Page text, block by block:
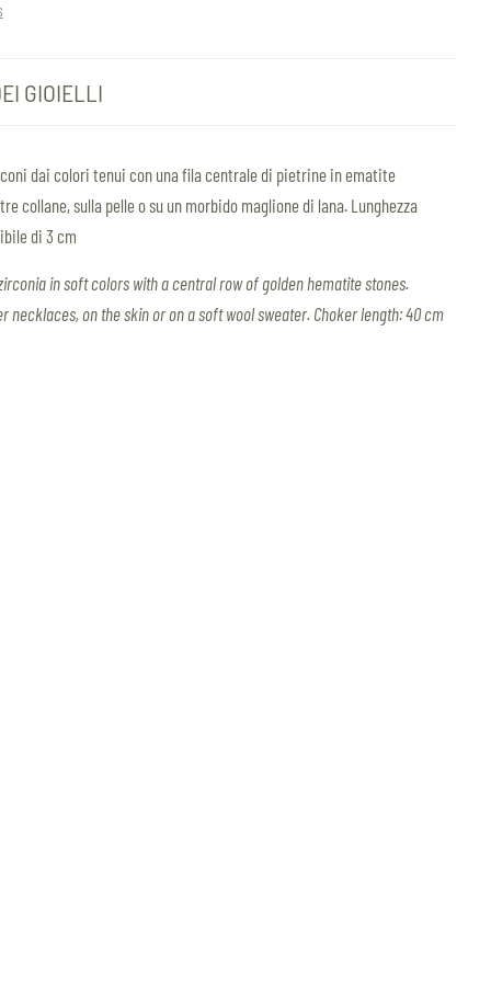
GIOIELLI
dai colori tenui con una fila centrale di pietrine in ematite
collane, sulla pelle o su un morbido maglione di lana. Lunghezza
di 3 cm
zirconia in soft colors with a central row of golden hematite stones.
necklaces, on the skin or on a soft wool sweater. Choker length: 40 cm